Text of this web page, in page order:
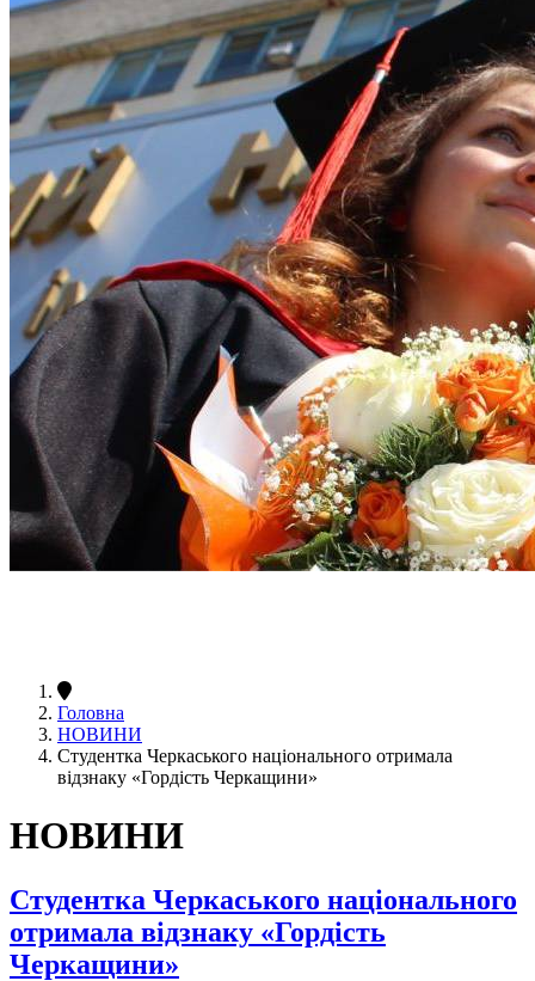
Головна
НОВИНИ
Студентка Черкаського національного отримала
відзнаку «Гордість Черкащини»
НОВИНИ
Студентка Черкаського національного
отримала відзнаку «Гордість
Черкащини»